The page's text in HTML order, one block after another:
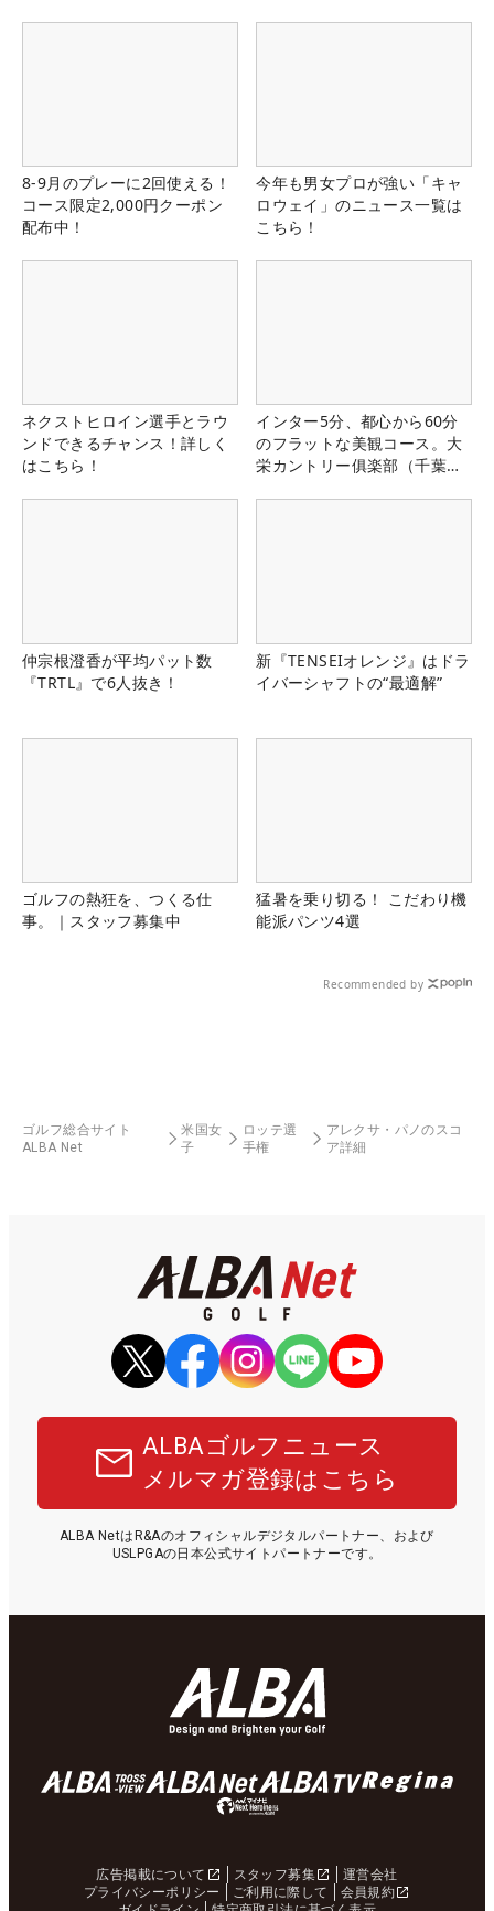
8-9月のプレーに2回使える！
コース限定2,000円クーポン
配布中！
今年も男女プロが強い「キャ
ロウェイ」のニュース一覧は
こちら！
ネクストヒロイン選手とラウ
ンドできるチャンス！詳しく
はこちら！
インター5分、都心から60分
のフラットな美観コース。大
栄カントリー俱楽部（千葉
仲宗根澄香が平均パット数
『TRTL』で6人抜き！
新『TENSEIオレンジ』はドラ
イバーシャフトの“最適解”
ゴルフの熱狂を、つくる仕
事。｜スタッフ募集中
猛暑を乗り切る！ こだわり機
能派パンツ4選
Recommended by
ゴルフ総合サイト
ALBA Net
米国女
子
ロッテ選
手権
アレクサ・パノのスコ
ア詳細
ALBAゴルフニュース
メルマガ登録はこちら
ALBA NetはR&Aのオフィシャルデジタルパートナー、および
USLPGAの日本公式サイトパートナーです。
広告掲載について スタッフ募集
運営会社
プライバシーポリシー
ご利用に際して
会員規約